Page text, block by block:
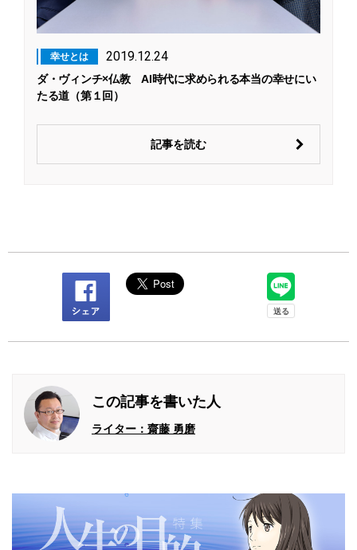
幸せとは 2019.12.24
ダ・ヴィンチ×仏教 AI時代に求められる本当の幸せにい
たる道（第１回）
記事を読む
この記事を書いた人
ライター：齋藤 勇磨